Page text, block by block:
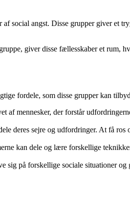
social angst. Disse grupper giver et
giver disse fællesskaber et rum,
fordele, som disse grupper kan
mennesker, der forstår
deres sejre og udfordringer. At få
kan dele og lære forskellige
sig på forskellige sociale situationer